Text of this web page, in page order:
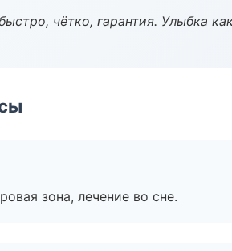
чётко, гарантия. Улыбка
зона, лечение во сне.